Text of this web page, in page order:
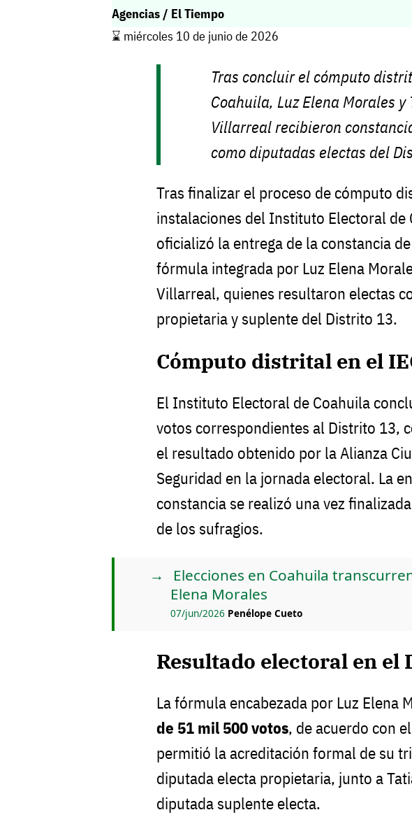
Agencias / El Tiempo
⌛️ miércoles 10 de junio de 2026
Tras concluir el cómputo
Coahuila, Luz Elena Morales y
Villarreal recibieron
como diputadas electas del
Tras finalizar el proceso de cómputo
instalaciones del Instituto Electoral de
oficializó la entrega de la constancia
fórmula integrada por Luz Elena
Villarreal, quienes resultaron electas
propietaria y suplente del Distrito 13.
Cómputo distrital en el
El Instituto Electoral de Coahuila
votos correspondientes al Distrito 13,
el resultado obtenido por la Alianza
Seguridad en la jornada electoral. La
constancia se realizó una vez
de los sufragios.
Elecciones en Coahuila
Elena Morales
07/jun/2026 Penélope Cueto
Resultado electoral en el
La fórmula encabezada por Luz Elena
de 51 mil 500 votos, de acuerdo con
permitió la acreditación formal de su
diputada electa propietaria, junto a
diputada suplente electa.